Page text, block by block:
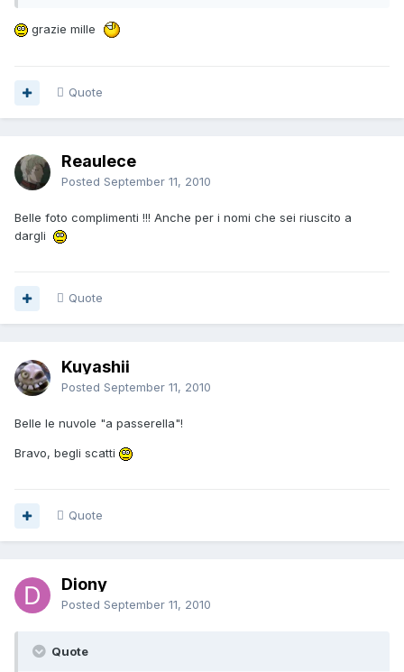
grazie mille
Quote
Reaulece
Posted September 11, 2010
Belle foto complimenti !!! Anche per i nomi che sei riuscito a
dargli
Quote
Kuyashii
Posted September 11, 2010
Belle le nuvole "a passerella"!
Bravo, begli scatti
Quote
Diony
Posted September 11, 2010
Quote